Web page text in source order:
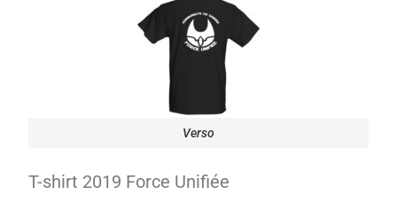
Verso
T-shirt 2019 Force Unifiée